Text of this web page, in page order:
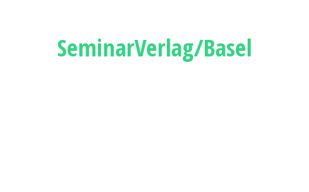
SeminarVerlag/Basel